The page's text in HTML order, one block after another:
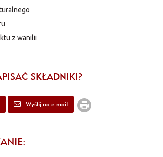
z wanilii
SKŁADNIKI?
Wyślij na e-mail